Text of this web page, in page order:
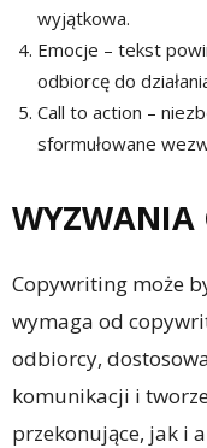
wyjątkowa.
Emocje – tekst
odbiorcę do
Call to action –
sformułowane
WYZWANIA
Copywriting może
wymaga od
odbiorcy,
komunikacji i
przekonujące, jak i